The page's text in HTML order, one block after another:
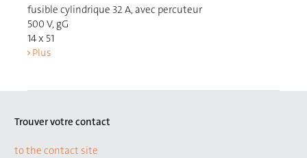
fusible cylindrique 32 A, avec percuteur
500 V, gG
14 x 51
Plus
Trouver votre contact
to the contact site